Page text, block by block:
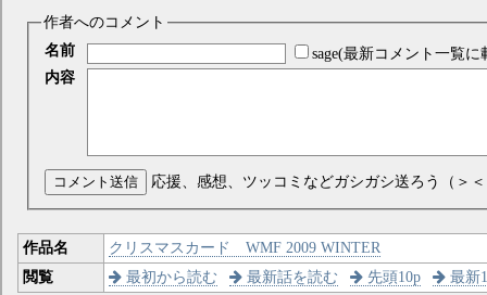
作者へのコメント
名前
sage(最新コメント一覧に
内容
コメント送信 応援、感想、ツッコミなどガシガシ送ろう（＞
作品名
クリスマスカード WMF 2009 WINTER
閲覧
最初から読む 最新話を読む 先頭10p 最新